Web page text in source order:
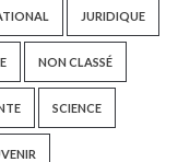
JURIDIQUE
NON CLASSÉ
SCIENCE